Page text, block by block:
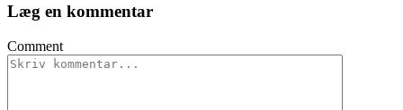
Læg en kommentar
Comment